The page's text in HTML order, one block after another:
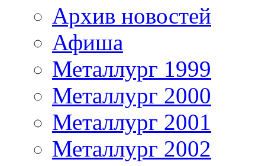
Архив новостей
Афиша
Металлург 1999
Металлург 2000
Металлург 2001
Металлург 2002